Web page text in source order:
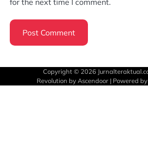
for the next time I comment.
Copyright © 2026
Revolution byAscendoor | Powered by